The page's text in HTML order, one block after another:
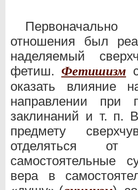
отношения был
наделяемый
фетиш. Фетишизм
оказать влияние
направлении при
заклинаний и т. п.
предмету
отделяться
самостоятельные
вера в